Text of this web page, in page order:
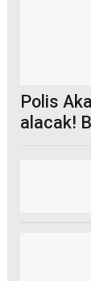
Polis
alacak!